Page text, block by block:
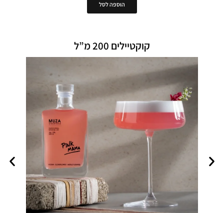
הוספה לסל
קוקטיילים 200 מ”ל